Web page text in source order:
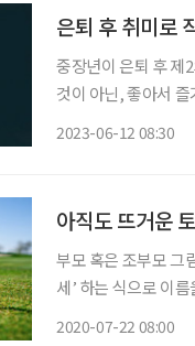
은퇴 후 취미로
중장년이 은퇴 후 제
것이 아닌, 좋아서
2023-06-12 08:30
아직도 뜨거운
부모 혹은 조부모 그
세’ 하는 식으로 이
2020-07-22 08:00